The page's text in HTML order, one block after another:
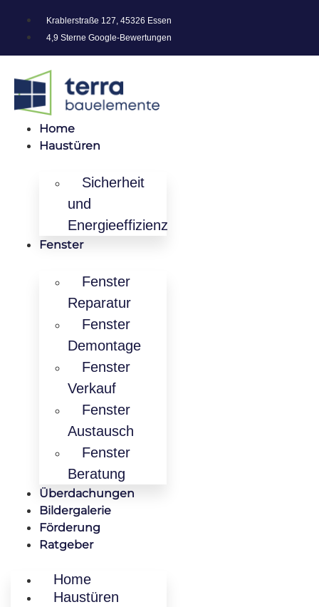
Krablerstraße 127, 45326 Essen
4,9 Sterne Google-Bewertungen
Home
Haustüren
Sicherheit
und
Energieeffizienz
Fenster
Fenster
Reparatur
Fenster
Demontage
Fenster
Verkauf
Fenster
Austausch
Fenster
Beratung
Überdachungen
Bildergalerie
Förderung
Ratgeber
Home
Haustüren